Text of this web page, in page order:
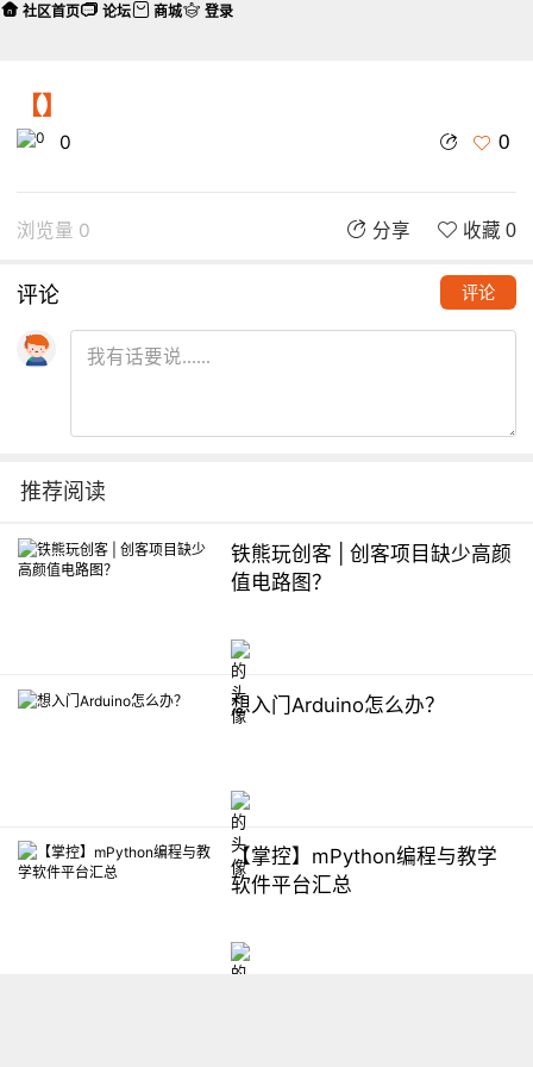
【】
0 0
浏览量 0 分享 收藏 0
评论 评论
推荐阅读
铁熊玩创客 | 创客项目缺少高颜
值电路图？
想入门Arduino怎么办？
【掌控】mPython编程与教学
软件平台汇总
社区首页 论坛 商城 登录